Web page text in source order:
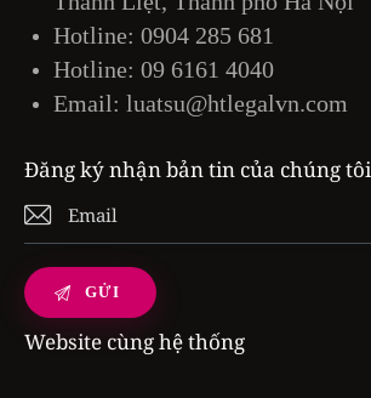
Hotline: 0904 285 681
Hotline: 09 6161 4040
Email: luatsu@htlegalvn.com
Đăng ký nhận bản tin của chúng tôi
Website cùng hệ thống